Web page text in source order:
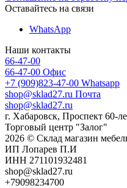
Оставайтесь на связи
WhatsApp
Наши контакты
66-47-00
66-47-00 Офис
+7 (909)823-47-00 Whatsapp
shop@sklad27.ru Почта
shop@sklad27.ru
г. Хабаровск, Проспект 60-
Торговый центр "Залог"
2026 © Склад магазин
ИП Лопарев П.И
ИНН 271101932481
shop@sklad27.ru
+79098234700